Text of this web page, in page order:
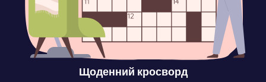
Щоденний кросворд